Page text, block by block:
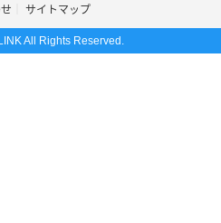
サイトマップ
All Rights Reserved.